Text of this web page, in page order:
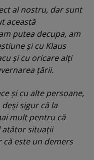
al nostru, dar sunt
această
putea decupa, am
şi cu Klaus
şi cu oricare alţi
ţării.
şi cu alte persoane,
sigur că la
mult pentru că
atâtor situaţii
că este un demers